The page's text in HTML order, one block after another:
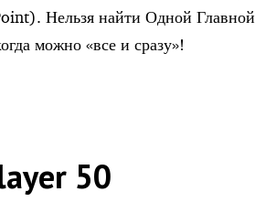
Нельзя найти Одной Главной
можно «все и сразу»!
50